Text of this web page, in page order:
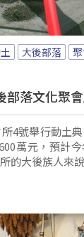
大後部落
部落文化聚
4號舉行動土
萬元，預計
的大後族人來